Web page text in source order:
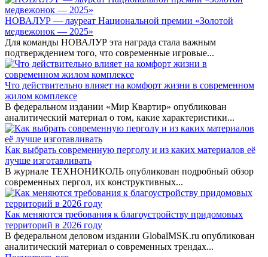
НОВАЛУР — лауреат Национальной премии «Золотой
медвежонок — 2025»
Для команды НОВАЛУР эта награда стала важным
подтверждением того, что современные игровые...
Что действительно влияет на комфорт жизни в современном
жилом комплексе
В федеральном издании «Мир Квартир» опубликован
аналитический материал о том, какие характеристики...
Как выбрать современную перголу и из каких материалов её
лучше изготавливать
В журнале ТЕХНОНИКОЛЬ опубликован подробный обзор
современных пергол, их конструктивных...
Как меняются требования к благоустройству придомовых
территорий в 2026 году
В федеральном деловом издании GlobalMSK.ru опубликован
аналитический материал о современных трендах...